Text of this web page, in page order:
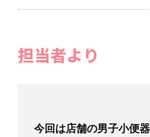
担当者より
今回は店舗の男子小便